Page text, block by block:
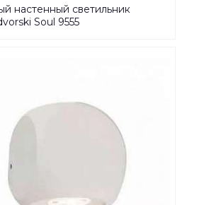
настенный светильник
Soul 9555